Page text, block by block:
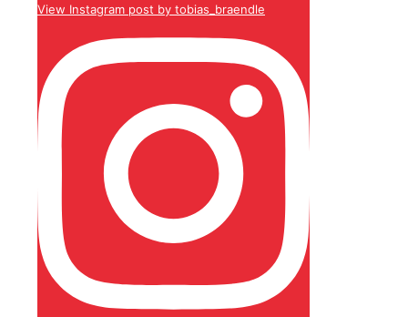
View Instagram post by tobias_braendle